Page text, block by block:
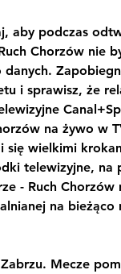
aby podczas
Chorzów nie
danych.
i sprawisz, że
na żywo w
się wielkimi
telewizyjne, na
- Ruch
na bieżąco
Mecze